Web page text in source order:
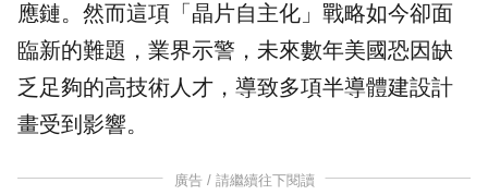
應鏈。然而這項「晶片自主化」戰略如今卻面
臨新的難題，業界示警，未來數年美國恐因缺
乏足夠的高技術人才 ，導致多項半導體建設計
畫受到影響。
廣告 / 請繼續往下閱讀